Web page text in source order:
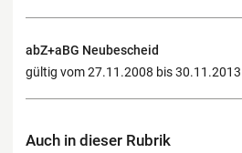
abZ+aBG Neubescheid
gültig vom 27.11.2008 bis 30.11.2013
Auch in dieser Rubrik